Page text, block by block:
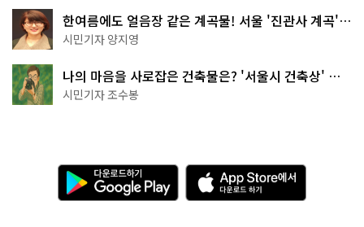
한여름에도 얼음장 같은 계곡물! 서울 '진관사 계곡'이
천국이네~
시민기자 양지영
나의 마음을 사로잡은 건축물은? '서울시 건축상' 수
상작 공개!
시민기자 조수봉
다
운
로
A
p
p